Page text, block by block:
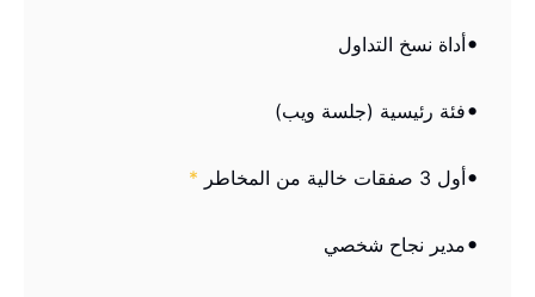
أداة نسخ التداول
فئة رئيسية (جلسة ويب)
أول 3 صفقات خالية من المخاطر *
مدير نجاح شخصي